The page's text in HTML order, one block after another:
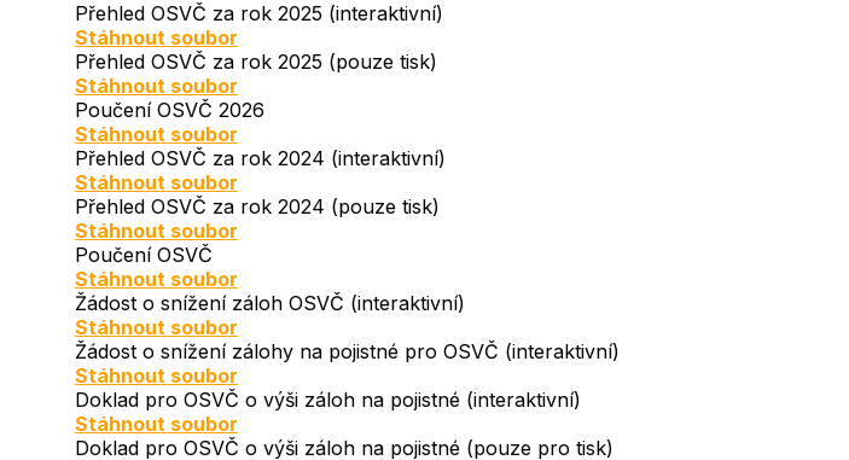
Přehled OSVČ za rok 2025 (interaktivní)
Document
Stáhnout soubor
Přehled OSVČ za rok 2025 (pouze tisk)
Document
Stáhnout soubor
Poučení OSVČ 2026
Document
Stáhnout soubor
Přehled OSVČ za rok 2024 (interaktivní)
Document
Stáhnout soubor
Přehled OSVČ za rok 2024 (pouze tisk)
Document
Stáhnout soubor
Poučení OSVČ
Document
Stáhnout soubor
Žádost o snížení záloh OSVČ (interaktivní)
Document
Stáhnout soubor
Žádost o snížení zálohy na pojistné pro OSVČ (interaktivní)
Document
Stáhnout soubor
Doklad pro OSVČ o výši záloh na pojistné (interaktivní)
Document
Stáhnout soubor
Doklad pro OSVČ o výši záloh na pojistné (pouze pro tisk)​